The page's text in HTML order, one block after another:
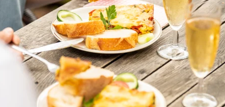
Entdecken & Erleben
Wein & Genuss
Kultur & Events
Buchen & Service